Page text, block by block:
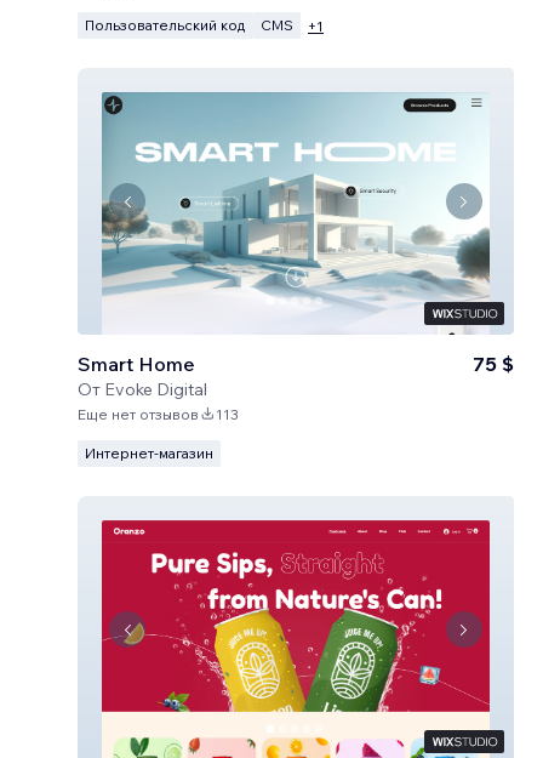
Пользовательский код CMS +1
Smart Home
От Evoke Digital
75 $
Еще нет отзывов 113
Интернет-магазин